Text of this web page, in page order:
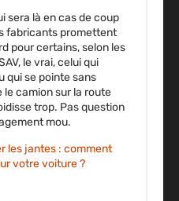
sera là en cas de coup
fabricants promettent
pour certains, selon les
le vrai, celui qui
qui se pointe sans
camion sur la route
trop. Pas question
mou.
les jantes : comment
votre voiture ?